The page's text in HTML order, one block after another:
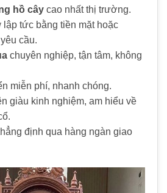
hồ cây cao nhất thị trường.
lập tức bằng tiền mặt hoặc
cầu.
chuyên nghiệp, tận tâm, không
miễn phí, nhanh chóng.
giàu kinh nghiệm, am hiểu về
định qua hàng ngàn giao